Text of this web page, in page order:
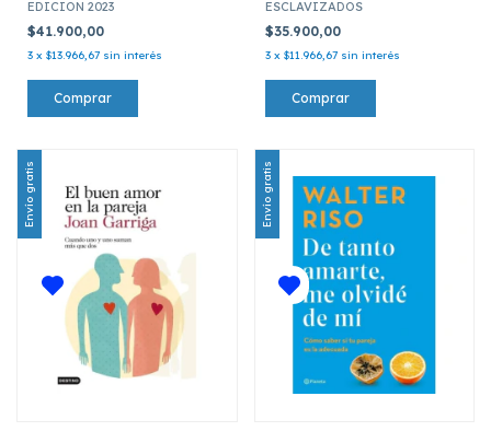
EDICION 2023
$41.900,00
3 x $13.966,67 sin interés
ESCLAVIZADOS
$35.900,00
3 x $11.966,67 sin interés
Envío gratis Envío gratis